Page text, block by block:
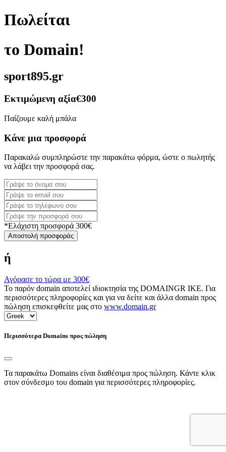
Πωλείται
το Domain!
sport895.gr
Εκτιμώμενη αξία€300
Παίζουμε καλή μπάλα
Κάνε μια προσφορά
Παρακαλώ συμπληρώστε την παρακάτω φόρμα, ώστε ο πωλητής
να λάβει την προσφορά σας.
*Ελάχιστη προσφορά 300€
Αποστολή προσφοράς
ή
Αγόρασε το τώρα με 300€
Το παρόν domain αποτελεί ιδιοκτησία της DOMAINGR ΙΚΕ. Για
περισσότερες πληροφορίες και για να δείτε και άλλα domain προς
πώληση επισκεφθείτε μας στο www.domain.gr
Περισσότερα Domains προς πώληση
Τα παρακάτω Domains είναι διαθέσιμα προς πώληση. Κάντε κλικ
στον σύνδεσμο του domain για περισσότερες πληροφορίες.